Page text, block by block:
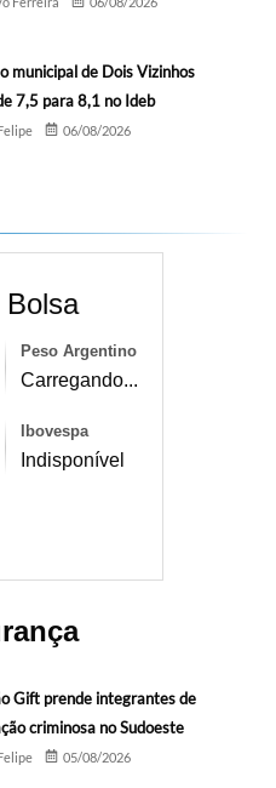
municipal de Dois Vizinhos
7,5 para 8,1 no Ideb
06/08/2026
Peso Argentino
Carregando...
Ibovespa
Indisponível
Gift prende integrantes de
criminosa no Sudoeste
05/08/2026